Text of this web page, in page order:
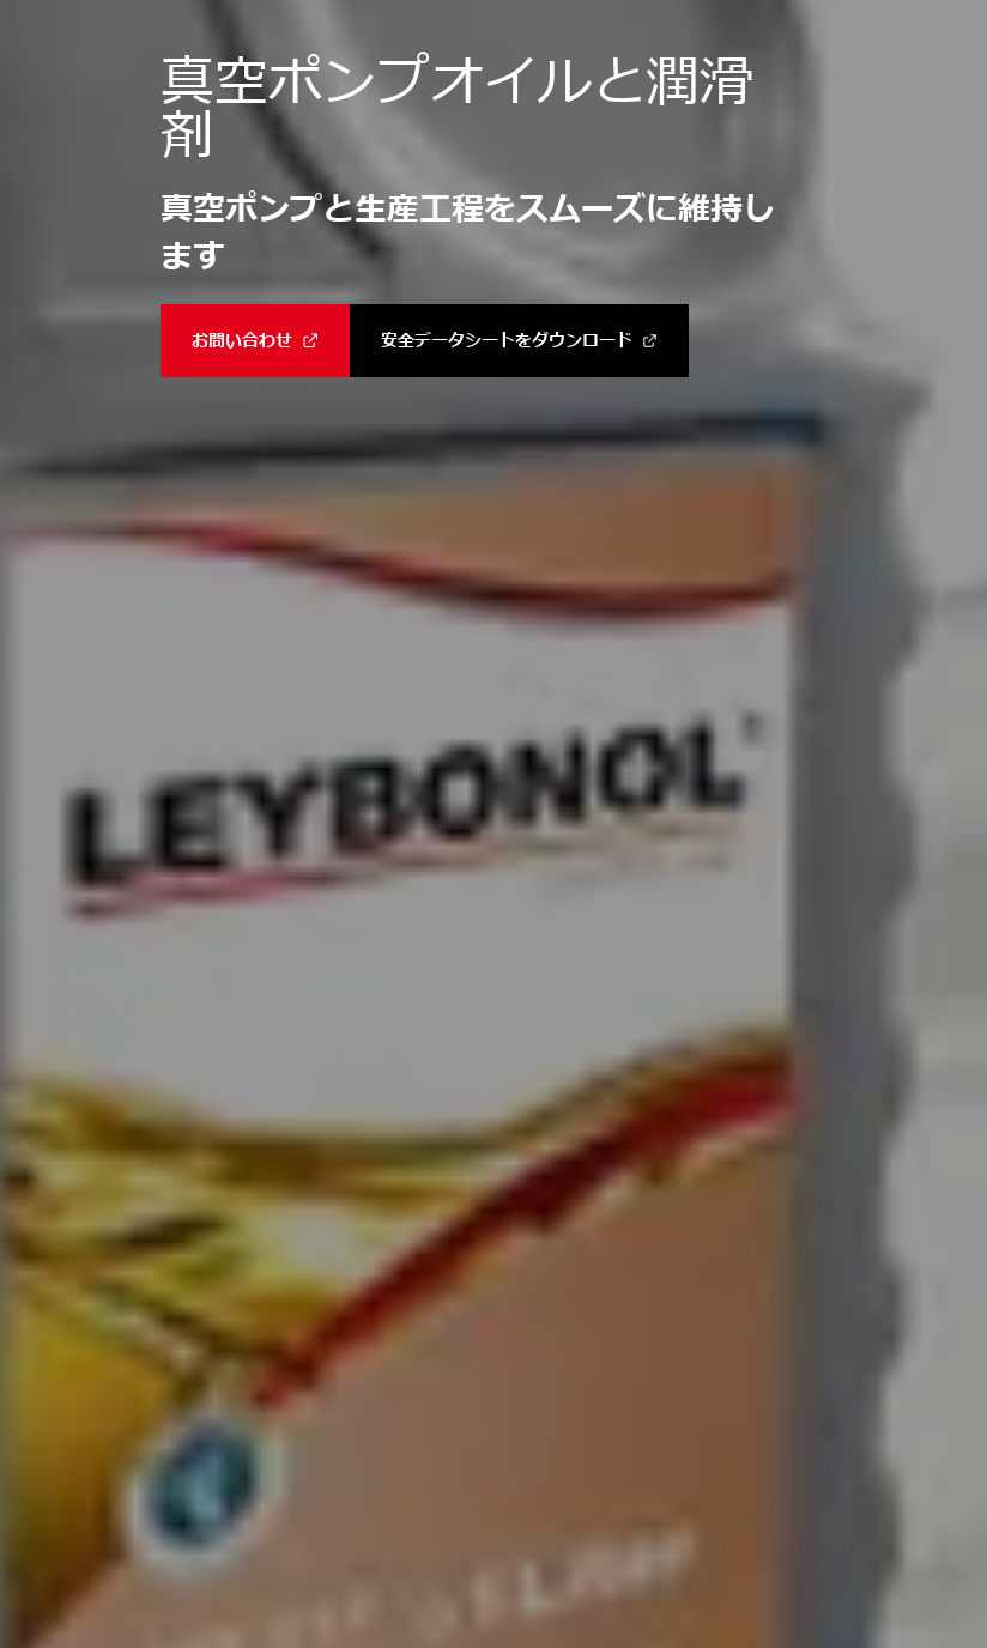
真空ポンプオイルと潤滑
剤
真空ポンプと生産工程をスムーズに維持し
ます
お問い合わせ 安全データシートをダウンロード